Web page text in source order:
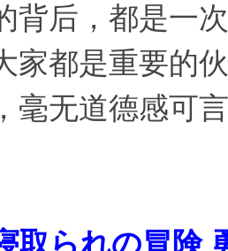
背后，都是一
家都是重要的
毫无道德感可
取られの冒険